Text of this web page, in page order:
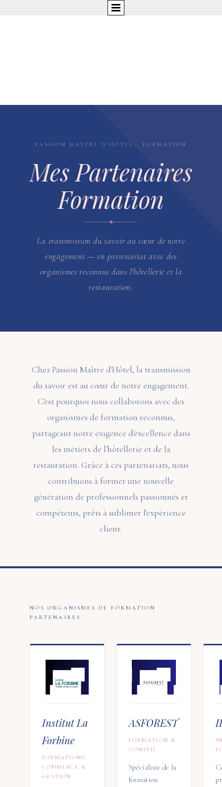
PASSION MAÎTRE D'HÔTEL · FORMATION
Mes Partenaires
Formation
La transmission du savoir au cœur de notre
engagement — en partenariat avec des
organismes reconnus dans l'hôtellerie et la
restauration.
Chez Passion Maître d'Hôtel, la transmission
du savoir est au cœur de notre engagement.
C'est pourquoi nous collaborons avec des
organismes de formation reconnus,
partageant notre exigence d'excellence dans
les métiers de l'hôtellerie et de la
restauration. Grâce à ces partenariats, nous
contribuons à former une nouvelle
génération de professionnels passionnés et
compétents, prêts à sublimer l'expérience
client.
NOS ORGANISMES DE FORMATION
PARTENAIRES
Institut La
Forbine
FORMATIONS
COMMERCE &
GESTION
ASFOREST
FORMATION &
CONSEIL
Spécialiste de la
formation